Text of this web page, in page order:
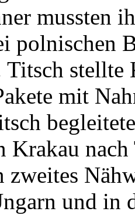
mussten
polnischen
Titsch
mit
Krakau
und in